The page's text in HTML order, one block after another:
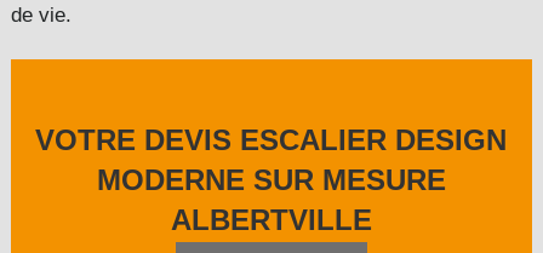
de vie.
VOTRE DEVIS ESCALIER DESIGN
MODERNE SUR MESURE
ALBERTVILLE